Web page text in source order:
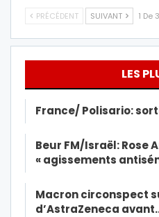
PRÉCÉDENT SUIVANT 1 De
LES
France/ Polisario:
Beur FM/Israël: Rose
« agissements
Macron circonspect
d’AstraZeneca